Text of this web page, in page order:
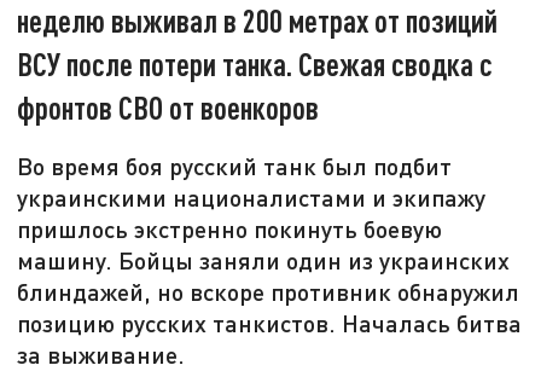
неделю выживал в 200 метрах от позиций
ВСУ после потери танка. Свежая сводка с
фронтов СВО от военкоров
Во время боя русский танк был подбит
украинскими националистами и экипажу
пришлось экстренно покинуть боевую
машину. Бойцы заняли один из украинских
блиндажей, но вскоре противник обнаружил
позицию русских танкистов. Началась битва
за выживание.